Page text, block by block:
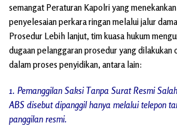
semangat Peraturan Kapolri yang
penyelesaian perkara ringan melalui jalur
Prosedur Lebih lanjut, tim kuasa hukum
dugaan pelanggaran prosedur yang
dalam proses penyidikan, antara lain:
1. Pemanggilan Saksi Tanpa Surat Resmi
ABS disebut dipanggil hanya melalui telepon
panggilan resmi.